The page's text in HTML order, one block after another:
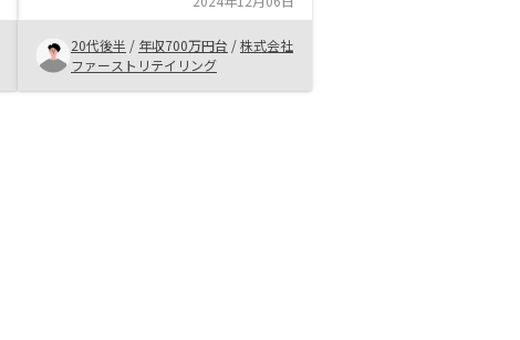
メリットを1番感じ始めました。 他
の会社と比べてもサービスや物件の
質などにおいて信頼をおける会社で
あると思いました。
20代後半 / 年収700万円台 /株式会社
ファーストリテイリング